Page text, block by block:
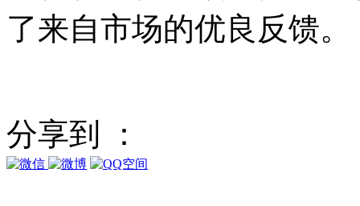
了来自市场的优良反馈。
分享到 ：